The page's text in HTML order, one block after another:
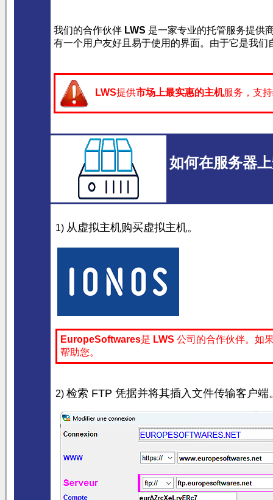
我们的合作伙伴 LWS 是一家专业的托管服务提供
有一个用户友好且易于使用的界面。由于它是我
LWS提供市场上最实惠的主机服务，支持
如何在服务器
1) 从虚拟主机购买虚拟主机。
EuropeSoftwares是 LWS 公司的合作伙伴。如
帮助您。
2) 检索 FTP 凭据并将其插入文件传输客户端